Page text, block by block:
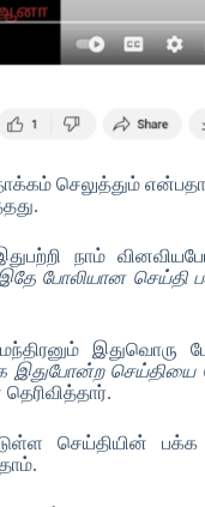
செலுத்தும்
நாம்
போலியான செய்தி
இதுவொரு
இதுபோன்ற செய்தியை
செய்தியின் பக்க